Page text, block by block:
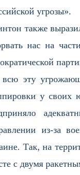
угрозы».
также
нас на
эту
у своих
из-за
Так, на
с двумя